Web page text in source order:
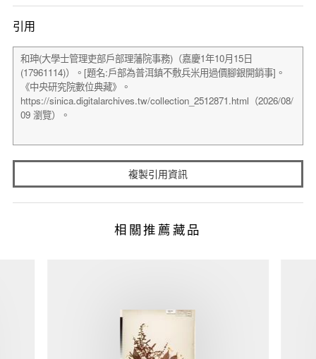
引用
複製引用資訊
相關推薦藏品